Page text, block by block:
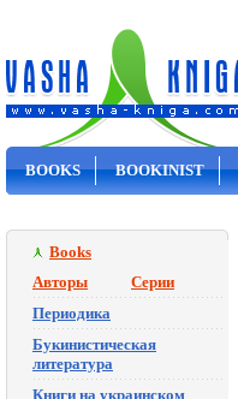
BOOKS BOOKINIST
Books
Авторы
Серии
Периодика
Букинистическая
литература
Книги на украинском